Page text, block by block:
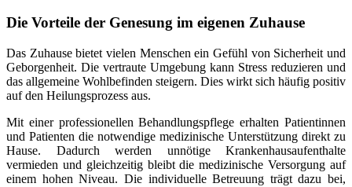
Die Vorteile der Genesung im eigenen Zuhause
Das Zuhause bietet vielen Menschen ein Gefühl von Sicherheit und
Geborgenheit. Die vertraute Umgebung kann Stress reduzieren und
das allgemeine Wohlbefinden steigern. Dies wirkt sich häufig positiv
auf den Heilungsprozess aus.
Mit einer professionellen Behandlungspflege erhalten Patientinnen
und Patienten die notwendige medizinische Unterstützung direkt zu
Hause. Dadurch werden unnötige Krankenhausaufenthalte
vermieden und gleichzeitig bleibt die medizinische Versorgung auf
einem hohen Niveau. Die individuelle Betreuung trägt dazu bei,